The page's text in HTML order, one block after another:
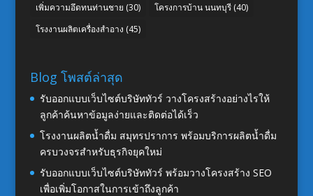
เพิ่มความอึดทนท่านชาย (30) โครงการบ้าน นนทบุรี(40)
โรงงานผลิตเครื่องสำอาง (45)
Blog โพสต์ล่าสุด
รับออกแบบเว็บไซต์บริษัททัวร์ วางโครงสร้างอย่างไรให้
ลูกค้าค้นหาข้อมูลง่ายและติดต่อได้เร็ว
โรงงานผลิตน้ำดื่ม สมุทรปราการ พร้อมบริการผลิตน้ำดื่ม
ครบวงจรสำหรับธุรกิจยุคใหม่
รับออกแบบเว็บไซต์บริษัททัวร์ พร้อมวางโครงสร้าง SEO
เพื่อเพิ่มโอกาสในการเข้าถึงลูกค้า